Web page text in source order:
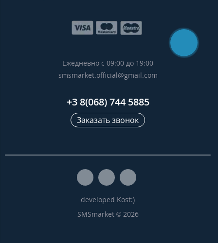
Ежедневно с 09:00 до 19:00
smsmarket.official@gmail.com
+3 8(068) 744 5885
Заказать звонок
SMSmarket © 2026
developed Kost:)